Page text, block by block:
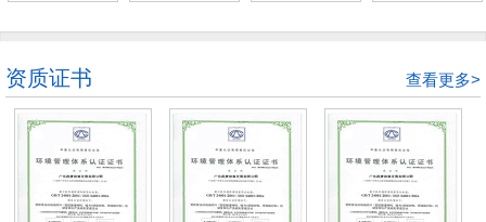
资质证书 查看更多>